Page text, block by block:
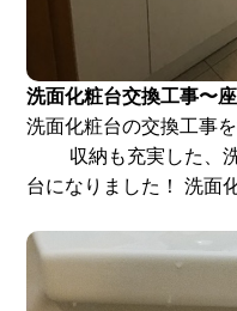
洗面化粧台交換工事〜
洗面化粧台の交換工事
収納も充実した、洗
台になりました！ 洗面